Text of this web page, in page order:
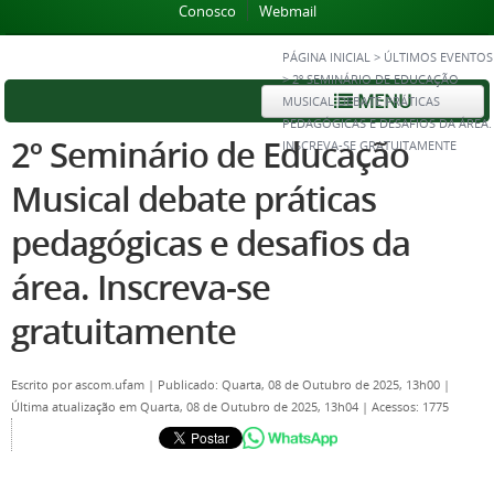
Conosco
Webmail
PÁGINA INICIAL > ÚLTIMOS EVENTOS
>2º SEMINÁRIO DE EDUCAÇÃO
MUSICAL DEBATE PRÁTICAS
PEDAGÓGICAS E DESAFIOS DA ÁREA.
INSCREVA-SE GRATUITAMENTE
MENU
2º Seminário de Educação
Musical debate práticas
pedagógicas e desafios da
área. Inscreva-se
gratuitamente
Escrito porascom.ufam | Publicado: Quarta, 08 de Outubro de 2025, 13h00 |
Última atualização em Quarta, 08 de Outubro de 2025, 13h04 | Acessos: 1775